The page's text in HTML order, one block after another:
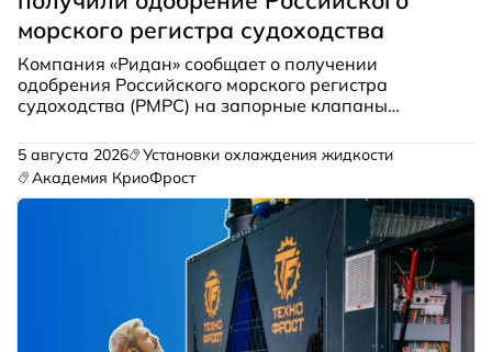
морского регистра судоходства
Компания «Ридан» сообщает о получении
одобрения Российского морского регистра
судоходства (РМРС) на запорные клапаны
оценку соответствия требованиям для
применения на рыболовных траулерах в системах
холодоснабжения.
5 августа 2026
Установки охлаждения жидкости
Академия КриоФрост